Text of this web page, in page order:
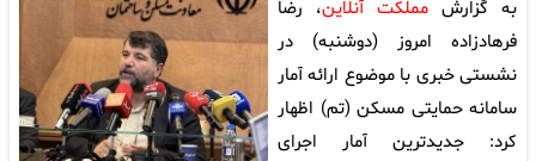
به گزارش مملکت آنلاین، رضا
فرهادزاده امروز (دوشنبه) در
نشستی خبری با موضوع ارائه آمار
سامانه حمایتی مسکن (تم) اظهار
کرد: جدیدترین آمار اجرای